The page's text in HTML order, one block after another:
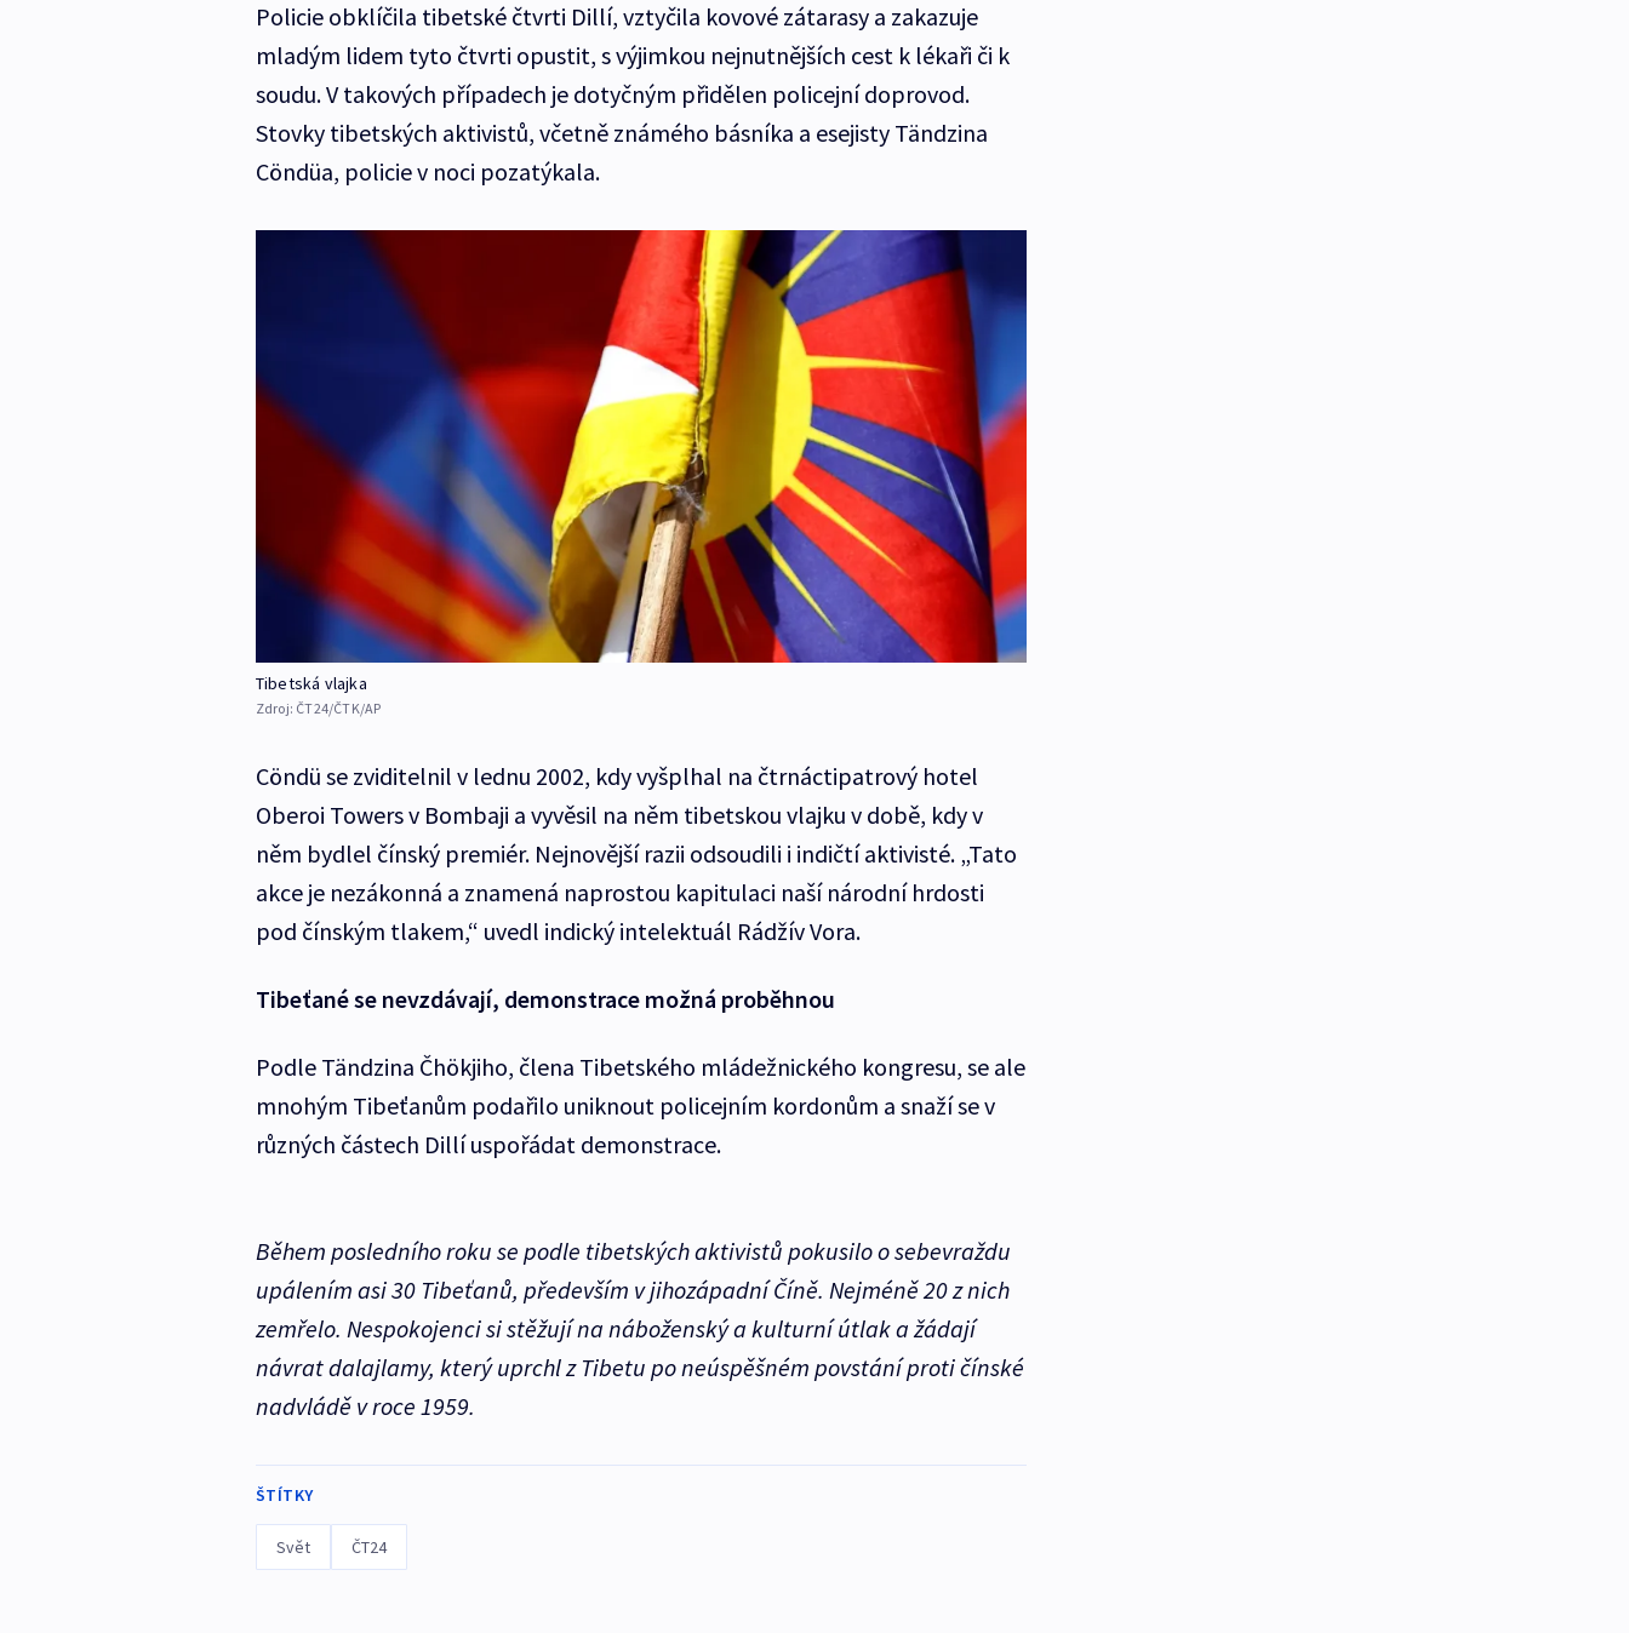
Policie obklíčila tibetské čtvrti Dillí, vztyčila kovové zátarasy a zakazuje
mladým lidem tyto čtvrti opustit, s výjimkou nejnutnějších cest k lékaři či k
soudu. V takových případech je dotyčným přidělen policejní doprovod.
Stovky tibetských aktivistů, včetně známého básníka a esejisty Tändzina
Cöndüa, policie v noci pozatýkala.
Tibetská vlajka
Zdroj: ČT24/ČTK/AP
Cöndü se zviditelnil v lednu 2002, kdy vyšplhal na čtrnáctipatrový hotel
Oberoi Towers v Bombaji a vyvěsil na něm tibetskou vlajku v době, kdy v
něm bydlel čínský premiér. Nejnovější razii odsoudili i indičtí aktivisté. „Tato
akce je nezákonná a znamená naprostou kapitulaci naší národní hrdosti
pod čínským tlakem,“ uvedl indický intelektuál Rádžív Vora.
Tibeťané se nevzdávají, demonstrace možná proběhnou
Podle Tändzina Čhökjiho, člena Tibetského mládežnického kongresu, se ale
mnohým Tibeťanům podařilo uniknout policejním kordonům a snaží se v
různých částech Dillí uspořádat demonstrace.
Během posledního roku se podle tibetských aktivistů pokusilo o sebevraždu
upálením asi 30 Tibeťanů, především v jihozápadní Číně. Nejméně 20 z nich
zemřelo. Nespokojenci si stěžují na náboženský a kulturní útlak a žádají
návrat dalajlamy, který uprchl z Tibetu po neúspěšném povstání proti čínské
nadvládě v roce 1959.
ŠTÍTKY
Svět ČT24